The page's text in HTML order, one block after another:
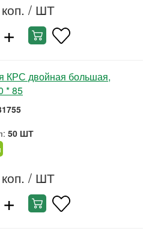
/ ШТ
+
КРС двойная большая,
* 85
50 ШТ
/ ШТ
+